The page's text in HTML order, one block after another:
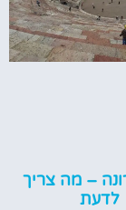
– מה צריך
לדעת